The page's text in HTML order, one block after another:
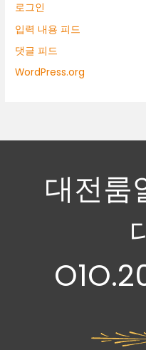
로그인
입력 내용 피드
댓글 피드
WordPress.org
대전룸